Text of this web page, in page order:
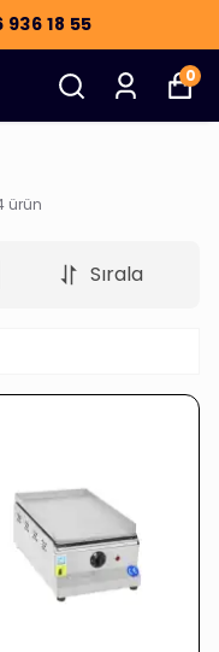
936 18 55
0
ürün
Sırala